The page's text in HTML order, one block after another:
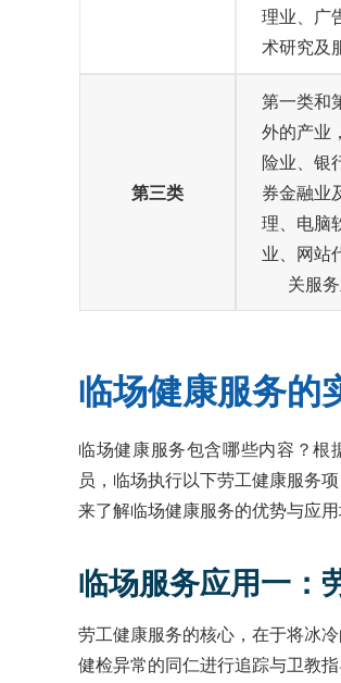
理业、广
术研究及
第三类
第一类和
外的产业
险业、银
券金融业
理、电脑
业、网站
关服
临场健康服务的
临场健康服务包含哪些内容？
员，临场执行以下劳工健康服务
来了解临场健康服务的优势与应用
临场服务应用一：
劳工健康服务的核心，在于将冰
健检异常的同仁进行追踪与卫教